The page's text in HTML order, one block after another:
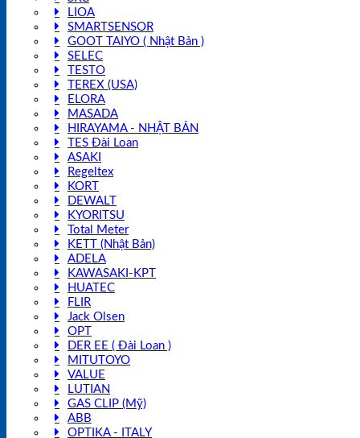
LIOA
SMARTSENSOR
GOOT TAIYO ( Nhật Bản )
SELEC
TESTO
TEREX (USA)
ELORA
MASADA
HIRAYAMA - NHẬT BẢN
TES Đài Loan
ASAKI
Regeltex
KORT
DEWALT
KYORITSU
Total Meter
KETT (Nhật Bản)
ADELA
KAWASAKI-KPT
HUATEC
FLIR
Jack Olsen
OPT
DER EE ( Đài Loan )
MITUTOYO
VALUE
LUTIAN
GAS CLIP (Mỹ)
ABB
OPTIKA - ITALY